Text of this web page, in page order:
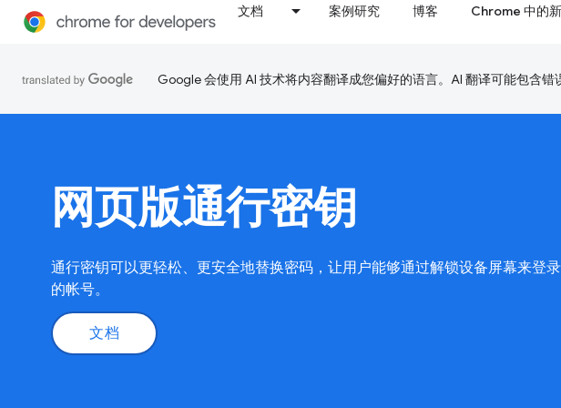
文档 案例研究 博客 Chrome 中的
Google 会使用 AI 技术将内容翻译成您偏好的语言。AI 翻译可能包含错
网页版通行密钥
通行密钥可以更轻松、更安全地替换密码，让用户能够通过解锁设备屏幕来登
的帐号。
文档